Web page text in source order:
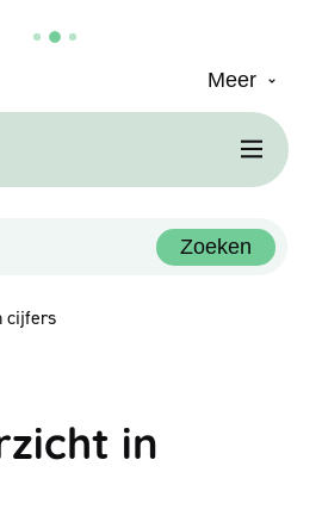
Meer
we jou helpen?
Zoeken
items
cijfers
in